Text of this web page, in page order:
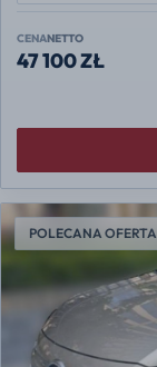
CENANETTO
47 100 ZŁ
POLECANA OFERTA